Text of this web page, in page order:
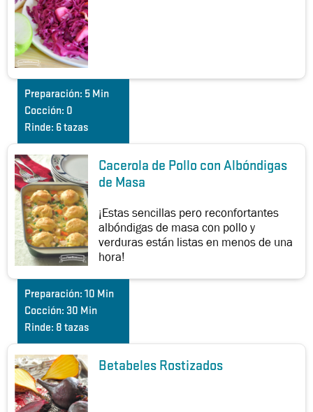
Preparación: 5 Min
Cocción: 0
Rinde: 6 tazas
Cacerola de Pollo con Albóndigas
de Masa
¡Estas sencillas pero reconfortantes
albóndigas de masa con pollo y
verduras están listas en menos de una
hora!
Preparación: 10 Min
Cocción: 30 Min
Rinde: 8 tazas
Betabeles Rostizados